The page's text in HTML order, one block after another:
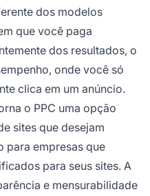
dos modelos
que você paga
dos resultados, o
onde você só
clica em um anúncio.
o PPC uma opção
sites que desejam
para empresas que
para seus sites. A
e mensurabilidade